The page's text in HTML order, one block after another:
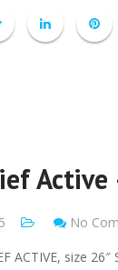
Active
No
ACTIVE, size